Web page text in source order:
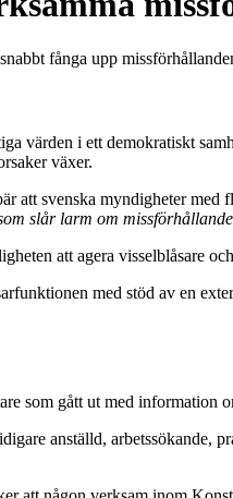
fånga upp
värden i ett demokratiskt
växer.
att svenska myndigheter
slår larm om
att agera visselblåsare
med stöd av en
som gått ut med
anställd,